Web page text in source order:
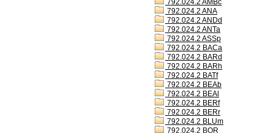
792.024.2 AMBc
792.024.2 ANA
792.024.2 ANDd
792.024.2 ANTa
792.024.2 ASSp
792.024.2 BACa
792.024.2 BARd
792.024.2 BARh
792.024.2 BATf
792.024.2 BEAb
792.024.2 BEAl
792.024.2 BERf
792.024.2 BERr
792.024.2 BLUm
792.024.2 BOR